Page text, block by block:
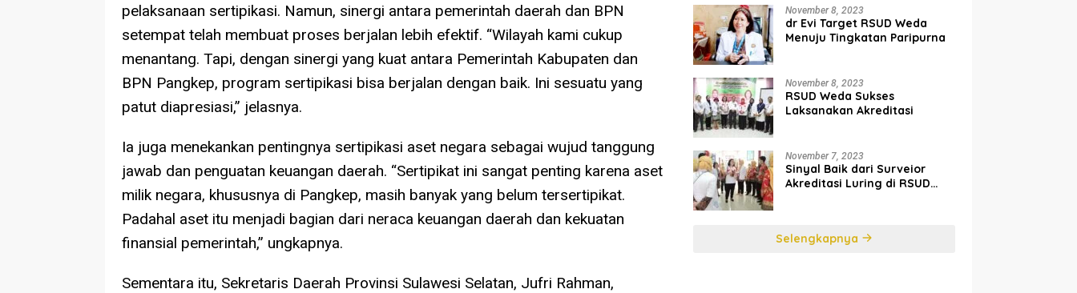
pelaksanaan sertipikasi. Namun, sinergi antara pemerintah daerah dan BPN
setempat telah membuat proses berjalan lebih efektif. “Wilayah kami cukup
menantang. Tapi, dengan sinergi yang kuat antara Pemerintah Kabupaten dan
BPN Pangkep, program sertipikasi bisa berjalan dengan baik. Ini sesuatu yang
patut diapresiasi,” jelasnya.
Ia juga menekankan pentingnya sertipikasi aset negara sebagai wujud tanggung
jawab dan penguatan keuangan daerah. “Sertipikat ini sangat penting karena aset
milik negara, khususnya di Pangkep, masih banyak yang belum tersertipikat.
Padahal aset itu menjadi bagian dari neraca keuangan daerah dan kekuatan
finansial pemerintah,” ungkapnya.
Sementara itu, Sekretaris Daerah Provinsi Sulawesi Selatan, Jufri Rahman,
November 8, 2023
dr Evi Target RSUD Weda
Menuju Tingkatan Paripurna
November 8, 2023
RSUD Weda Sukses
Laksanakan Akreditasi
November 7, 2023
Sinyal Baik dari Surveior
Akreditasi Luring di RSUD
Selengkapnya